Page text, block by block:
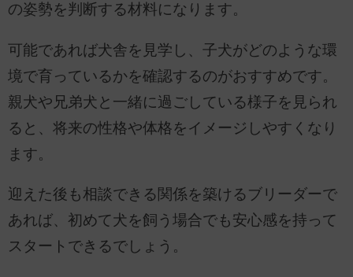
の姿勢を判断する材料になります。
可能であれば犬舎を見学し、子犬がどのような環
境で育っているかを確認するのがおすすめです。
親犬や兄弟犬と一緒に過ごしている様子を見られ
ると、将来の性格や体格をイメージしやすくなり
ます。
迎えた後も相談できる関係を築けるブリーダーで
あれば、初めて犬を飼う場合でも安心感を持って
スタートできるでしょう。